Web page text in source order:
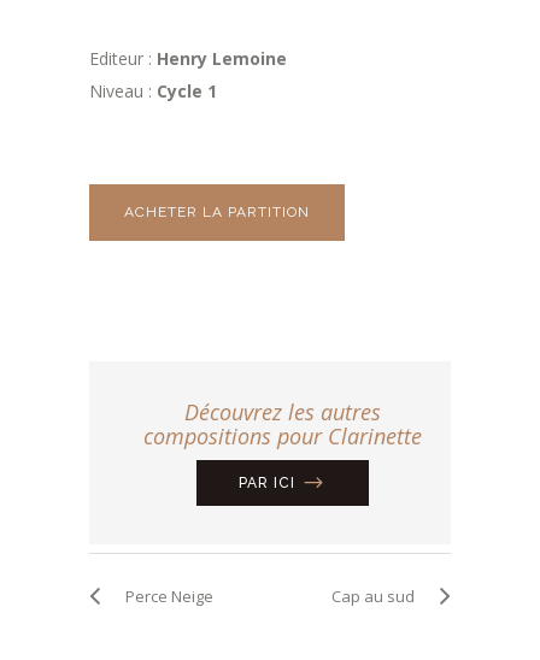
Editeur : Henry Lemoine
Niveau : Cycle 1
ACHETER LA PARTITION
Découvrez les autres
compositions pour Clarinette
PAR ICI
Perce Neige Cap au sud